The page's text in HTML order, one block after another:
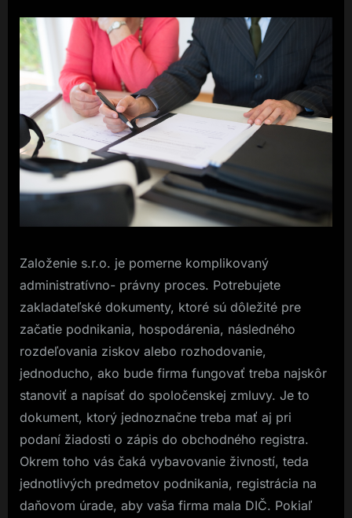
Založenie s.r.o. je pomerne komplikovaný
administratívno- právny proces. Potrebujete
zakladateľské dokumenty, ktoré sú dôležité pre
začatie podnikania, hospodárenia, následného
rozdeľovania ziskov alebo rozhodovanie,
jednoducho, ako bude firma fungovať treba najskôr
stanoviť a napísať do spoločenskej zmluvy. Je to
dokument, ktorý jednoznačne treba mať aj pri
podaní žiadosti o zápis do obchodného registra.
Okrem toho vás čaká vybavovanie živností, teda
jednotlivých predmetov podnikania, registrácia na
daňovom úrade, aby vaša firma mala DIČ. Pokiaľ